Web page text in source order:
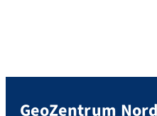
GeoZentrum